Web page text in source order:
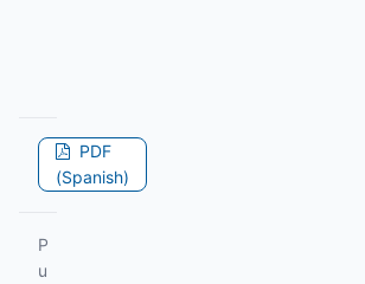
PDF
(Spanish)
P
u